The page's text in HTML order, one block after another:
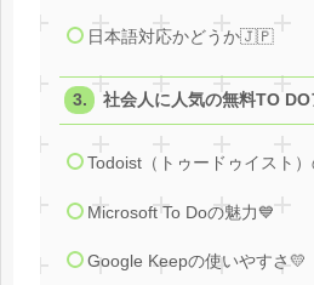
日本語対応かどうか🇯🇵
社会人に人気の無料TO
Todoist（トゥードゥイスト
Microsoft To Doの魅力💙
Google Keepの使いやすさ💛